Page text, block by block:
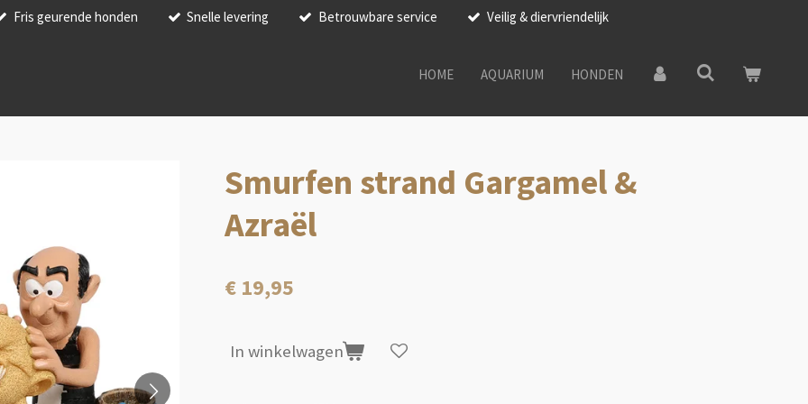
Fris geurende honden Snelle levering Betrouwbare service Veilig & diervriendelijk
HOME AQUARIUM HONDEN
Smurfen strand Gargamel &
Azraël
€ 19,95
In winkelwagen